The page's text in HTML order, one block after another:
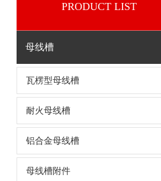
PRODUCT LIST
母线槽
瓦楞型母线槽
耐火母线槽
铝合金母线槽
母线槽附件